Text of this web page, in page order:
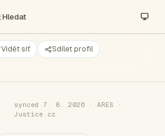
Vidět síť
Sdílet profil
synced 7. 8. 2026 · ARES ·
Justice.cz